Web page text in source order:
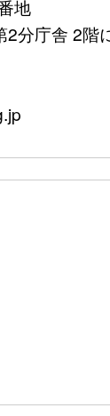
地
分庁舎 2階